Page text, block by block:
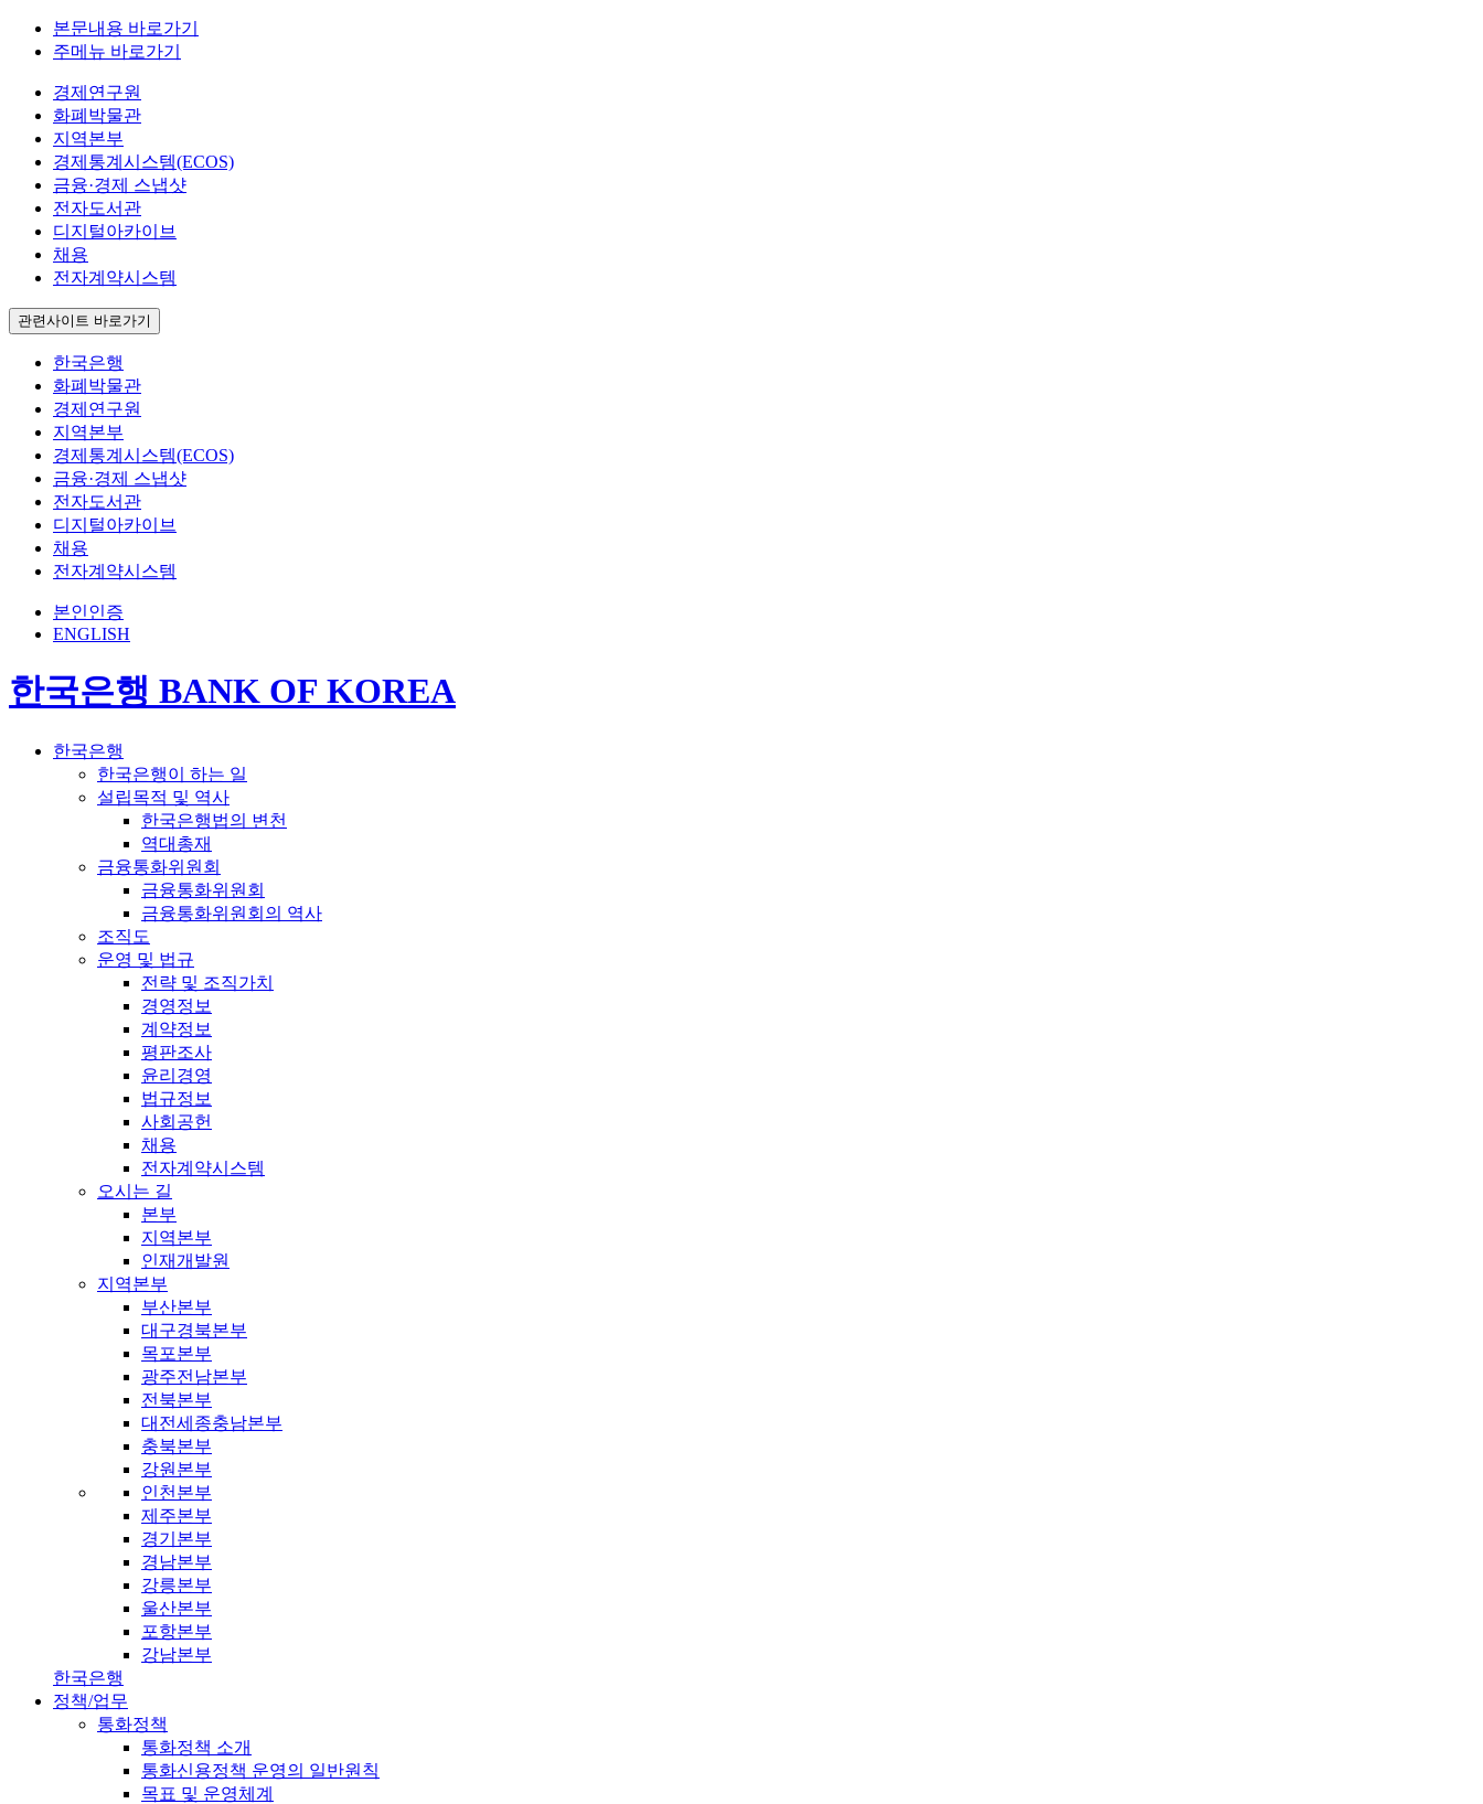
본문내용 바로가기
주메뉴 바로가기
경제연구원
화폐박물관
지역본부
경제통계시스템(ECOS)
금융·경제 스냅샷
전자도서관
디지털아카이브
채용
전자계약시스템
관련사이트 바로가기
한국은행
화폐박물관
경제연구원
지역본부
경제통계시스템(ECOS)
금융·경제 스냅샷
전자도서관
디지털아카이브
채용
전자계약시스템
본인인증
ENGLISH
한국은행 BANK OF KOREA
한국은행
한국은행이 하는 일
설립목적 및 역사
한국은행법의 변천
역대총재
금융통화위원회
금융통화위원회
금융통화위원회의 역사
조직도
운영 및 법규
전략 및 조직가치
경영정보
계약정보
평판조사
윤리경영
법규정보
사회공헌
채용
전자계약시스템
오시는 길
본부
지역본부
인재개발원
지역본부
부산본부
대구경북본부
목포본부
광주전남본부
전북본부
대전세종충남본부
충북본부
강원본부
인천본부
제주본부
경기본부
경남본부
강릉본부
울산본부
포항본부
강남본부
한국은행
정책/업무
통화정책
통화정책 소개
통화신용정책 운영의 일반원칙
목표 및 운영체계